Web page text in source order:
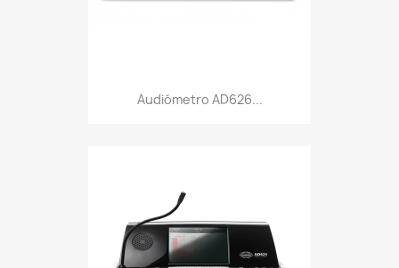
Audiómetro AD626...